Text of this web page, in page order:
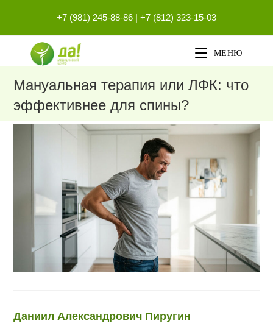
содержимому
+7 (981) 245-88-86 | +7 (812) 323-15-03
МЕНЮ
Мануальная терапия или ЛФК: что
эффективнее для спины?
Даниил Александрович Пиругин